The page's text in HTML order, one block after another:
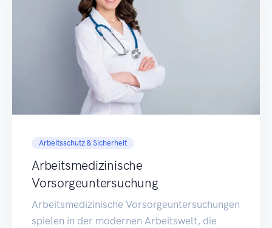
Arbeitsschutz & Sicherheit
Arbeitsmedizinische
Vorsorgeuntersuchung
Arbeitsmedizinische Vorsorgeuntersuchungen
spielen in der modernen Arbeitswelt, die